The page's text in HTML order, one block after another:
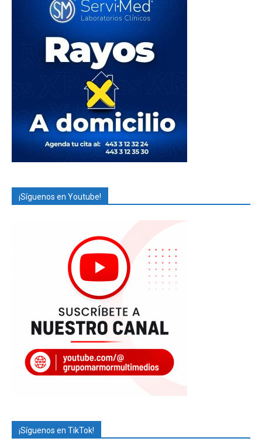
¡Síguenos en Youtube!
¡Síguenos en TikTok!